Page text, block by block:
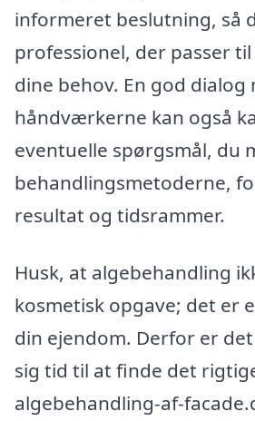
informeret beslutning, så
professionel, der passer
dine behov. En god dialog
håndværkerne kan også
eventuelle spørgsmål, du
behandlingsmetoderne,
resultat og tidsrammer.
Husk, at algebehandling
kosmetisk opgave; det er
din ejendom. Derfor er
sig tid til at finde det
algebehandling-af-